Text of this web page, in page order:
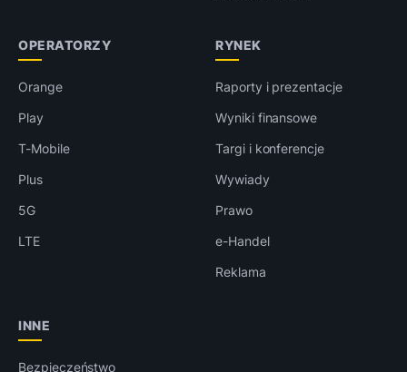
OPERATORZY
Orange
Play
T-Mobile
Plus
5G
LTE
RYNEK
Raporty i prezentacje
Wyniki finansowe
Targi i konferencje
Wywiady
Prawo
e-Handel
Reklama
INNE
Bezpieczeństwo